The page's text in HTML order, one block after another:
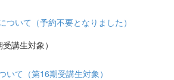
ついて（予約不要となりました）
講生対象）
いて（第16期受講生対象）